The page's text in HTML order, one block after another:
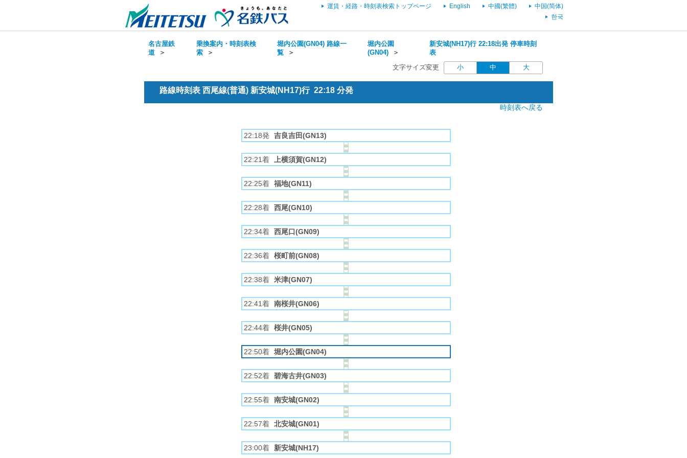
運賃・経路・時刻表検索トップページ English 中國(繁體)
中国(简体)
한국
名古屋鉄
道 ＞
乗換案内・時刻表検
索＞
堀内公園(GN04) 路線一
覧＞
堀内公園
(GN04)＞
新安城(NH17)行 22:18出発 停車時刻
表
文字サイズ変更 小 中 大
路線時刻表 西尾線(普通) 新安城(NH17)行 22:18 分発
時刻表へ戻る
22:18発 吉良吉田(GN13)
22:21着 上横須賀(GN12)
22:25着 福地(GN11)
22:28着 西尾(GN10)
22:34着 西尾口(GN09)
22:36着 桜町前(GN08)
22:38着 米津(GN07)
22:41着 南桜井(GN06)
22:44着 桜井(GN05)
22:50着 堀内公園(GN04)
22:52着 碧海古井(GN03)
22:55着 南安城(GN02)
22:57着 北安城(GN01)
23:00着 新安城(NH17)